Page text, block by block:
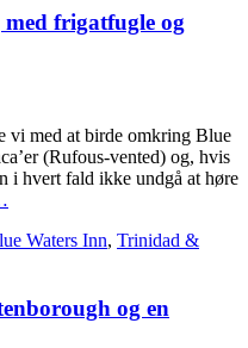
frigatfugle og
vi med at birde omkring Blue
(Rufous-vented) og, hvis
i hvert fald ikke undgå at høre
Waters Inn, Trinidad &
og en